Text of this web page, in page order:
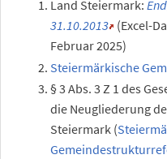
Land Steiermark:
31.10.2013 (Excel-
Februar 2025)
Steiermärkische
§3 Abs. 3 Z 1 des
die Neugliederung
Steiermark (